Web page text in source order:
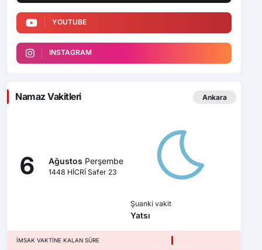
YOUTUBE
INSTAGRAM
Namaz Vakitleri Ankara
6 Ağustos Perşembe
1448 HİCRİ Safer 23
Şuanki vakit
Yatsı
İMSAK VAKTINE KALAN SÜRE